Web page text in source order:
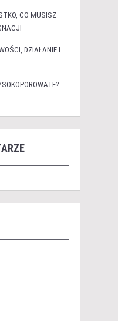
CO MUSISZ
DZIAŁANIE I